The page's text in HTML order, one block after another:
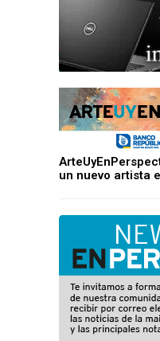
un nuevo artista